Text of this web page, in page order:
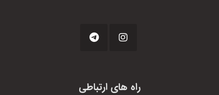
راه های ارتباطی